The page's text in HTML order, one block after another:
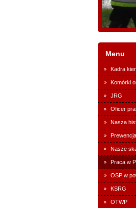
Menu
Kadra
Komórki
JRG
Oficer
Nasza
Nasze
Praca w
OSP w
KSRG
OTWP